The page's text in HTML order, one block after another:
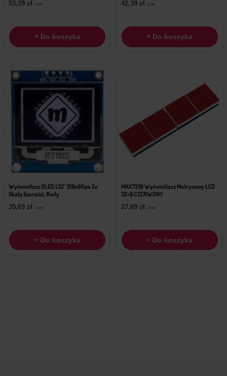
53,29 zł z VAT
+ Do koszyka
42,39 zł z VAT
+ Do koszyka
Wyświetlacz OLED 1,32″ 128x96px Ze
Skalą Szarości, Biały
35,69 zł z VAT
+ Do koszyka
MAX7219 Wyświetlacz Matrycowy LED
32×8 CZERWONY
27,69 zł z VAT
+ Do koszyka